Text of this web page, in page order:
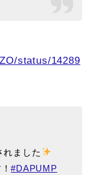
status/14289
れました
！#DAPUMP